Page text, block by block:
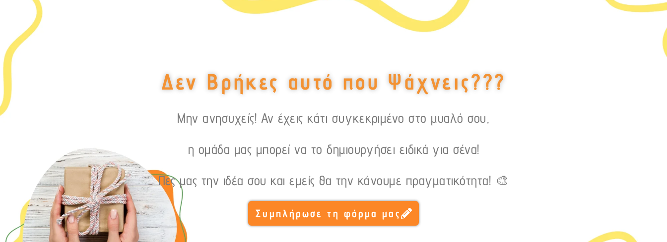
Δεν Βρήκες αυτό που Ψάχνεις???
Μην ανησυχείς! Αν έχεις κάτι συγκεκριμένο στο μυαλό σου,
η ομάδα μας μπορεί να το δημιουργήσει ειδικά για σένα!
Πες μας την ιδέα σου και εμείς θα την κάνουμε πραγματικότητα! 🎨
Συμπλήρωσε τη φόρμα μας